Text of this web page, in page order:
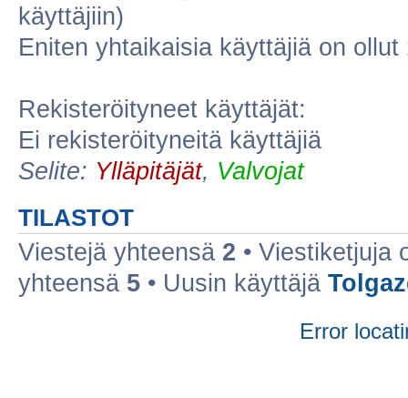
käyttäjiin)
Eniten yhtaikaisia käyttäjiä on ollut
Rekisteröityneet käyttäjät:
Ei rekisteröityneitä käyttäjiä
Selite: Ylläpitäjät, Valvojat
TILASTOT
Viestejä yhteensä 2 • Viestiketjuja
yhteensä 5 • Uusin käyttäjä
Error